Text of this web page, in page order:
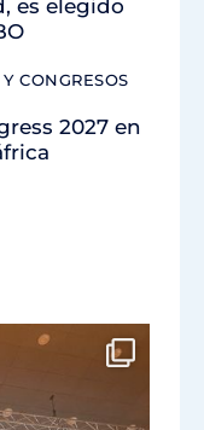
es elegido
CONGRESOS
2027 en